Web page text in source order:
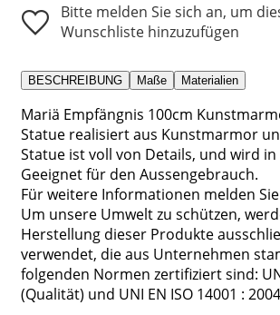
Bitte melden Sie sich an, um
Wunschliste hinzuzufügen
BESCHREIBUNG Maße Materialien
Mariä Empfängnis 100cm
Statue realisiert aus Kunstmarmor
Statue ist voll von Details, und wird
Geeignet für den Aussengebrauch.
Für weitere Informationen melden
Um unsere Umwelt zu schützen,
Herstellung dieser Produkte
verwendet, die aus Unternehmen
folgenden Normen zertifiziert sind:
(Qualität) und UNI EN ISO 14001 :